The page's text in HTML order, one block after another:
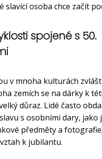
slavící osoba chce začít
spojené s 50.
v mnoha kulturách
zemích se na dárky k
důraz. Lidé často
s osobními dary, jako
předměty a
k jubilantu.